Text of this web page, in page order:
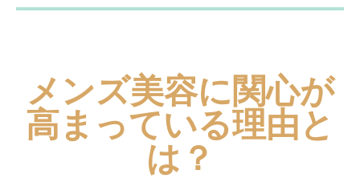
メンズ美容に関心が
高まっている理由と
は？